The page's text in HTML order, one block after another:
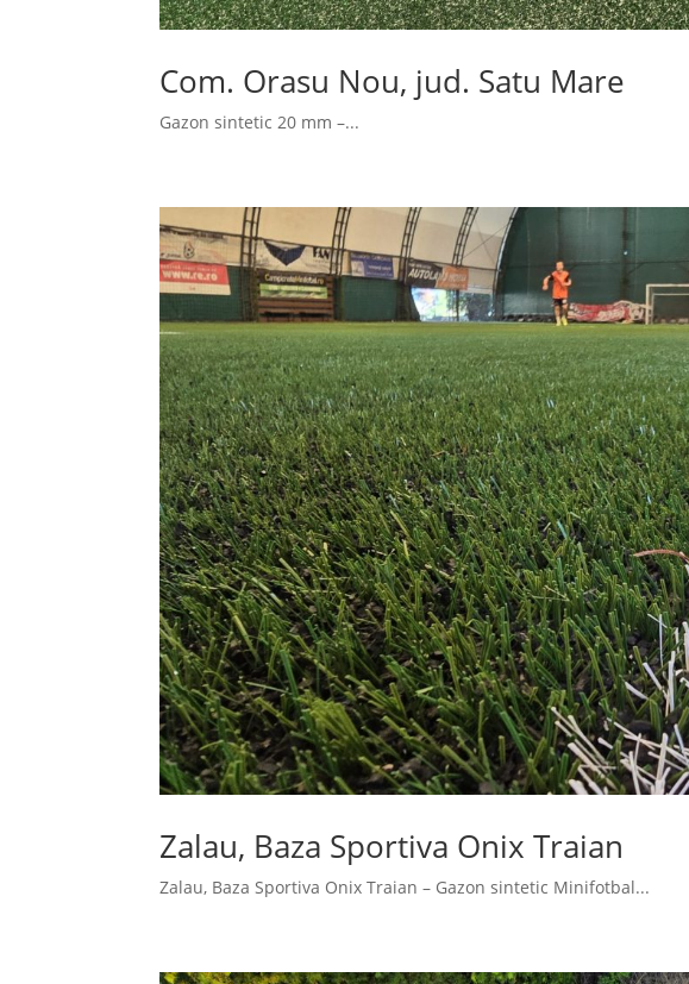
Com. Orasu Nou, jud. Satu Mare
Gazon sintetic 20 mm –...
Zalau, Baza Sportiva Onix Traian
Zalau, Baza Sportiva Onix Traian – Gazon sintetic Minifotbal...